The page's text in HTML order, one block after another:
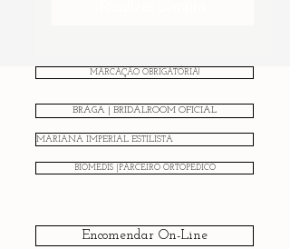
MARCAÇÃO OBRIGATÓRIA!
BRAGA | BRIDALROOM OFICIAL
MARIANA IMPERIAL ESTILISTA
BIOMEDIS |PARCEIRO ORTOPÉDICO
Encomendar On-Line